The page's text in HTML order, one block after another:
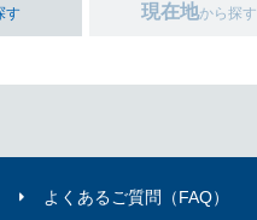
す 現在地から探す
よくあるご質問（FAQ）